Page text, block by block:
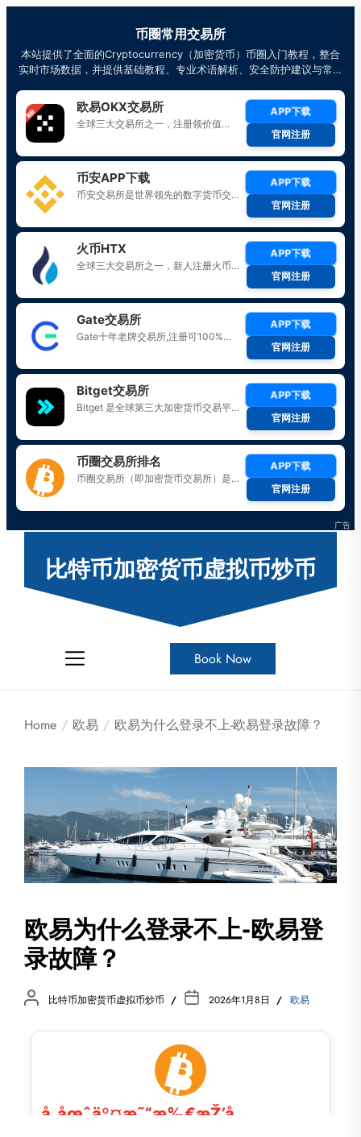
比特币加密货币虚拟币炒币
Book Now
Home 欧易 欧易为什么登录不上-欧易登录故障？
欧易为什么登录不上-欧易登
录故障？
比特币加密货币虚拟币炒币 2026年1月8日 欧易